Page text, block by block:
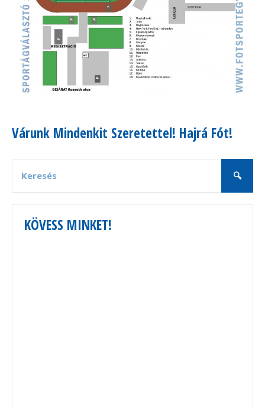
Várunk Mindenkit Szeretettel! Hajrá Fót!
KÖVESS MINKET!